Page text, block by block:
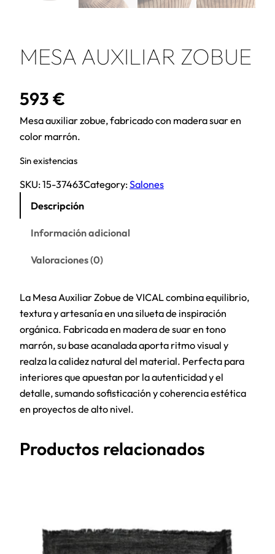
MESA AUXILIAR ZOBUE
593 €
Mesa auxiliar zobue, fabricado con madera suar en
color marrón.
Sin existencias
SKU:15-37463Category:Salones
Descripción
Información adicional
Valoraciones (0)
La Mesa Auxiliar Zobue de VICAL combina equilibrio,
textura y artesanía en una silueta de inspiración
orgánica. Fabricada en madera de suar en tono
marrón, su base acanalada aporta ritmo visual y
realza la calidez natural del material. Perfecta para
interiores que apuestan por la autenticidad y el
detalle, sumando sofisticación y coherencia estética
en proyectos de alto nivel.
Productos relacionados